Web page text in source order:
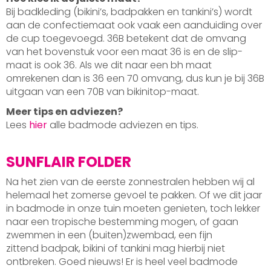
Bij badkleding (bikini’s, badpakken en tankini’s) wordt
aan de confectiemaat ook vaak een aanduiding over
de cup toegevoegd. 36B betekent dat de omvang
van het bovenstuk voor een maat 36 is en de slip-
maat is ook 36. Als we dit naar een bh maat
omrekenen dan is 36 een 70 omvang, dus kun je bij 36B
uitgaan van een 70B van bikinitop-maat.
Meer tips en adviezen?
Lees hier alle badmode adviezen en tips.
SUNFLAIR FOLDER
Na het zien van de eerste zonnestralen hebben wij al
helemaal het zomerse gevoel te pakken. Of we dit jaar
in badmode in onze tuin moeten genieten, toch lekker
naar een tropische bestemming mogen, of gaan
zwemmen in een (buiten)zwembad, een fijn
zittend badpak, bikini of tankini mag hierbij niet
ontbreken. Goed nieuws! Er is heel veel badmode